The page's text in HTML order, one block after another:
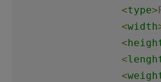
<type>
<width
<
<
<